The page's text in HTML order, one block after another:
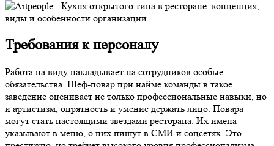
Требования к персоналу
Работа на виду накладывает на сотрудников особые
обязательства. Шеф-повар при найме команды в такое
заведение оценивает не только профессиональные навыки, но
и артистизм, опрятность и умение держать лицо. Повара
могут стать настоящими звездами ресторана. Их имена
указывают в меню, о них пишут в СМИ и соцсетях. Это